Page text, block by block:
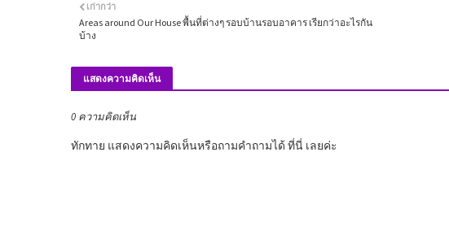
เก่ากว่า
Areas around Our House พื้นที่ต่างๆ รอบบ้านรอบอาคาร เรียกว่าอะไรกัน
บ้าง
แสดงความคิดเห็น
0 ความคิดเห็น
ทักทาย แสดงความคิดเห็นหรือถามคำถามได้ ที่นี่ เลยค่ะ